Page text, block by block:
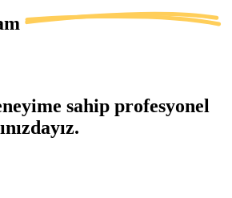
sahip profesyonel